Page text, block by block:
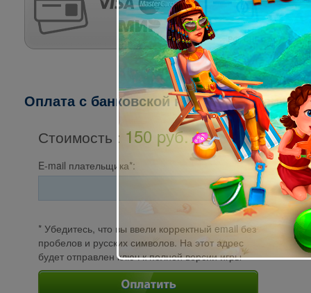
Оплата с банковской карты через
Стоимость : 150 pуб.
E-mail плательщика*:
* Убедитесь, что вы ввели корректный email без
пробелов и русских символов. На этот адрес
будет отправлен ключ к полной версии игры